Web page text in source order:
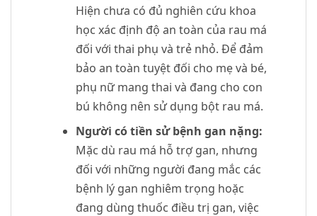
Hiện chưa có đủ nghiên cứu khoa
học xác định độ an toàn của rau má
đối với thai phụ và trẻ nhỏ. Để đảm
bảo an toàn tuyệt đối cho mẹ và bé,
phụ nữ mang thai và đang cho con
bú không nên sử dụng bột rau má.
Người có tiền sử bệnh gan nặng:
Mặc dù rau má hỗ trợ gan, nhưng
đối với những người đang mắc các
bệnh lý gan nghiêm trọng hoặc
đang dùng thuốc điều trị gan, việc